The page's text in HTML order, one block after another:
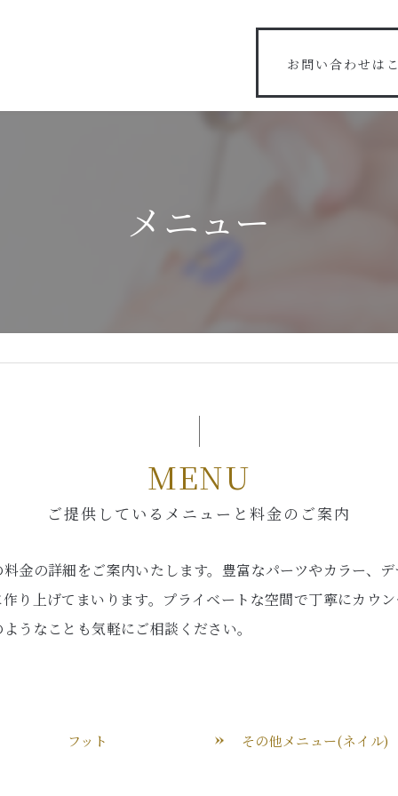
お問い合わせは
メニュー
ご提供しているメニューと料金のご案内
MENU
金の詳細をご案内いたします。豊富なパーツやカラー、
り上げてまいります。プライベートな空間で丁寧にカウ
うなことも気軽にご相談ください。
フット その他メニュー(ネイル)